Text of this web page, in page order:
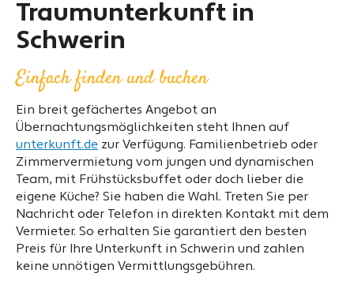
Traumunterkunft in
Schwerin
Einfach finden und buchen
Ein breit gefächertes Angebot an
Übernachtungsmöglichkeiten steht Ihnen auf
unterkunft.de zur Verfügung. Familienbetrieb oder
Zimmervermietung vom jungen und dynamischen
Team, mit Frühstücksbuffet oder doch lieber die
eigene Küche? Sie haben die Wahl. Treten Sie per
Nachricht oder Telefon in direkten Kontakt mit dem
Vermieter. So erhalten Sie garantiert den besten
Preis für Ihre Unterkunft in Schwerin und zahlen
keine unnötigen Vermittlungsgebühren.